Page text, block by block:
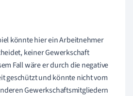
könnte hier ein Arbeitnehmer
keiner Gewerkschaft
Fall wäre er durch die negative
geschützt und könnte nicht vom
Gewerkschaftsmitgliedern